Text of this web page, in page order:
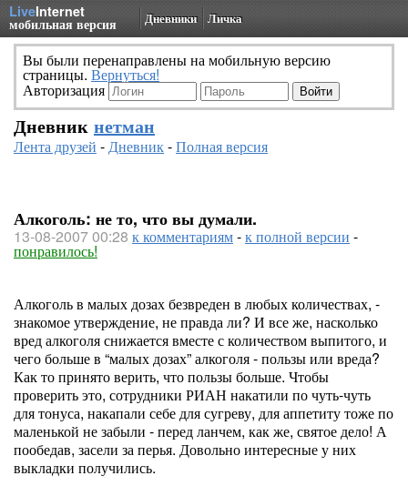
LiveInternet
мобильная версия Дневники Личка
Вы были перенаправлены на мобильную версию
страницы. Вернуться!
Авторизация
Дневник нетман
Лента друзей -Дневник-Полная версия
Алкоголь: не то, что вы думали.
13-08-2007 00:28 к комментариям-к полной версии -
понравилось!
Алкоголь в малых дозах безвреден в любых количествах, -
знакомое утверждение, не правда ли? И все же, насколько
вред алкоголя снижается вместе с количеством выпитого, и
чего больше в “малых дозах” алкоголя - пользы или вреда?
Как то принято верить, что пользы больше. Чтобы
проверить это, сотрудники РИАН накатили по чуть-чуть
для тонуса, накапали себе для сугреву, для аппетиту тоже по
маленькой не забыли - перед ланчем, как же, святое дело! А
пообедав, засели за перья. Довольно интересные у них
выкладки получились.